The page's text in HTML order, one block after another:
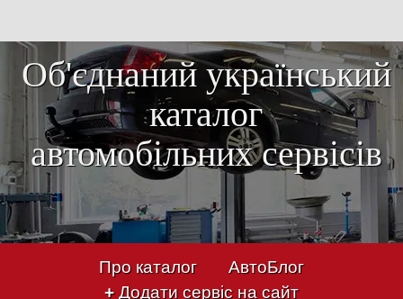
Об'єднаний український
каталог
автомобільних сервісів
Про каталог
АвтоБлог
+ Додати сервіс на сайт